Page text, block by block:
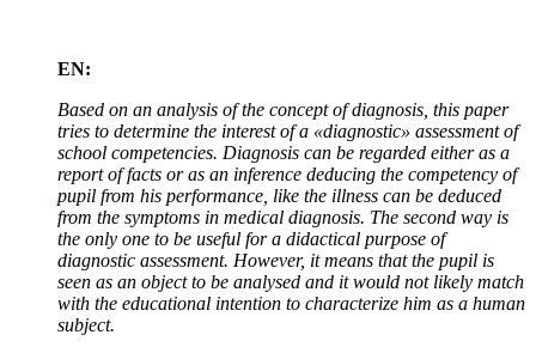
EN:
Based on an analysis of the concept of diagnosis, this paper
tries to determine the interest of a «diagnostic» assessment of
school competencies. Diagnosis can be regarded either as a
report of facts or as an inference deducing the competency of
pupil from his performance, like the illness can be deduced
from the symptoms in medical diagnosis. The second way is
the only one to be useful for a didactical purpose of
diagnostic assessment. However, it means that the pupil is
seen as an object to be analysed and it would not likely match
with the educational intention to characterize him as a human
subject.